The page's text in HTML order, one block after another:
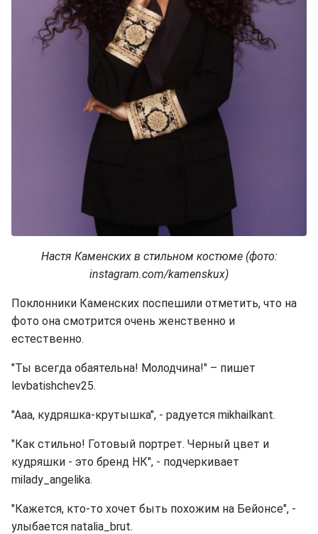
Настя Каменских в стильном костюме (фото:
instagram.com/kamenskux)
Поклонники Каменских поспешили отметить, что на
фото она смотрится очень женственно и
естественно.
"Ты всегда обаятельна! Молодчина!" – пишет
levbatishchev25.
"Ааа, кудряшка-крутышка", - радуется mikhailkant.
"Как стильно! Готовый портрет. Черный цвет и
кудряшки - это бренд НК", - подчеркивает
milady_angelika.
"Кажется, кто-то хочет быть похожим на Бейонсе", -
улыбается natalia_brut.